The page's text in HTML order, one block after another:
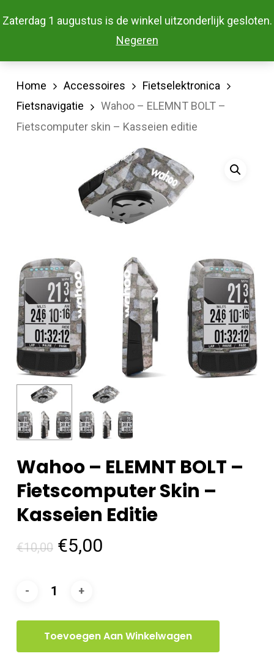
Zaterdag 1 augustus is de winkel uitzonderlijk gesloten.
Negeren
to
Menu
Home Accessoires
Fietselektronica
Fietsnavigatie
Wahoo – ELEMNT BOLT –
Fietscomputer skin – Kasseien editie
Wahoo – ELEMNT BOLT –
Fietscomputer Skin –
Kasseien Editie
€10,00 Oorspronkelijke
€10,00.
€5,00Huidige
Toevoegen Aan Winkelwagen
Menu